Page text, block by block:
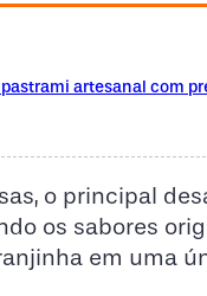
artesanal com
o principal
os sabores
em uma